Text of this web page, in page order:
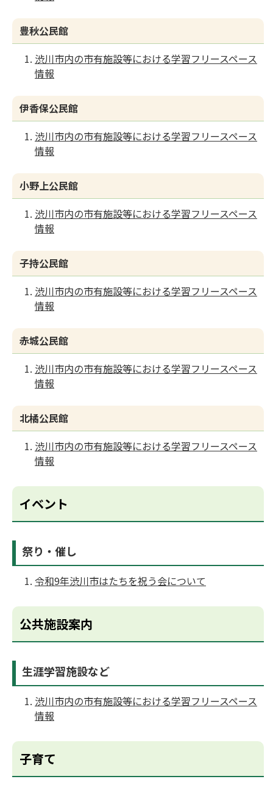
豊秋公民館
渋川市内の市有施設等における学習フリースペース
情報
伊香保公民館
渋川市内の市有施設等における学習フリースペース
情報
小野上公民館
渋川市内の市有施設等における学習フリースペース
情報
子持公民館
渋川市内の市有施設等における学習フリースペース
情報
赤城公民館
渋川市内の市有施設等における学習フリースペース
情報
北橘公民館
渋川市内の市有施設等における学習フリースペース
情報
イベント
祭り・催し
令和9年渋川市はたちを祝う会について
公共施設案内
生涯学習施設など
渋川市内の市有施設等における学習フリースペース
情報
子育て